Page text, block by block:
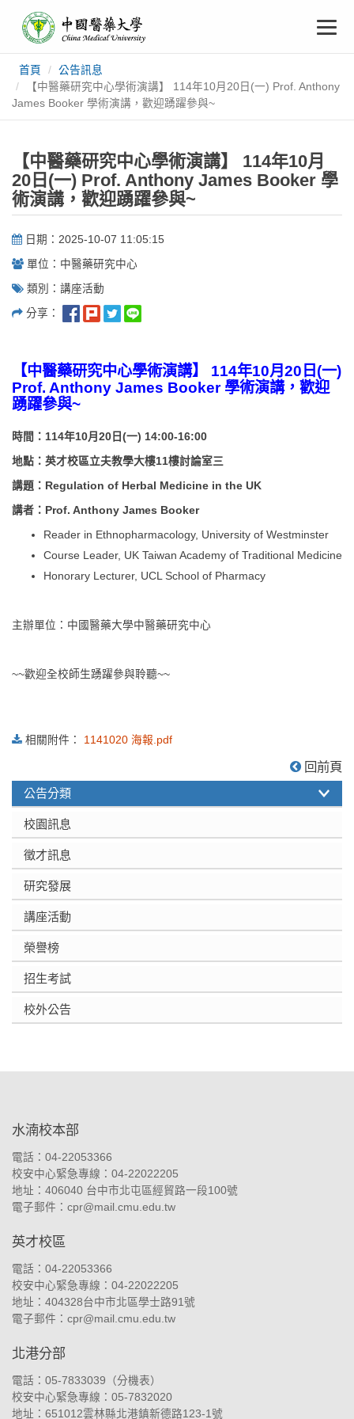
要
中
國
醫
藥
大
學
首頁
公告訊息
【中醫藥研究中心學術演講】 114年10月20日(一) Prof. Anthony
James Booker 學術演講，歡迎踴躍參與~
【中醫藥研究中心學術演講】 114年10月
20日(一) Prof. Anthony James Booker 學
術演講，歡迎踴躍參與~
日期：2025-10-07 11:05:15
單位：中醫藥研究中心
類別：講座活動
分享：
【中醫藥研究中心學術演講】 114年10月20 日 (一)
Prof. Anthony James Booker 學術演講，歡迎
踴躍參與~
時間： 114年10月 20 日 (一) 14:00-16:00
地點： 英才校區立夫教學大樓11樓討論室三
講題：Regulation of Herbal Medicine in the UK
講者：Prof. Anthony James Booker
Reader in Ethnopharmacology, University of Westminster
Course Leader, UK Taiwan Academy of Traditional Medicine
Honorary Lecturer, UCL School of Pharmacy
主辦單位：中國醫藥大學中醫藥研究中心
~~歡迎全校師生踴躍參與聆聽~~
相關附件： 1141020 海報.pdf
回前頁
公告分類
校園訊息
徵才訊息
研究發展
講座活動
榮譽榜
招生考試
校外公告
水湳校本部
電話：04-22053366
校安中心緊急專線：04-22022205
地址： 406040 台中市北屯區經貿路一段100號
電子郵件： cpr@mail.cmu.edu.tw
英才校區
電話：04-22053366
校安中心緊急專線：04-22022205
地址： 404328台中市北區學士路91號
電子郵件： cpr@mail.cmu.edu.tw
北港分部
電話：05-7833039（分機表）
校安中心緊急專線：05-7832020
地址： 651012雲林縣北港鎮新德路123-1號